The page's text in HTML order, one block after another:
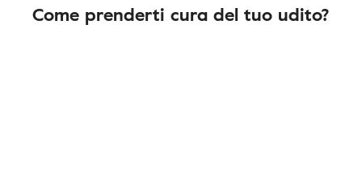
Come prenderti cura del tuo udito?